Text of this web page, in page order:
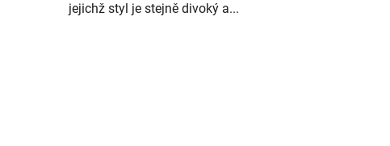
jejichž styl je stejně divoký a...